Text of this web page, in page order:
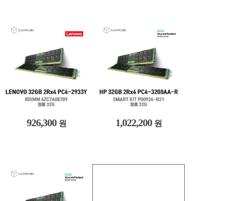
926,300 원 1,022,200 원